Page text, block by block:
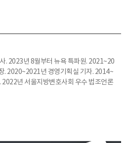
. 2023년 8월부터 뉴욕 특파원. 2021~20
. 2020~2021년 경영기획실 기자. 2014~
2022년 서울지방변호사회 우수 법조언론